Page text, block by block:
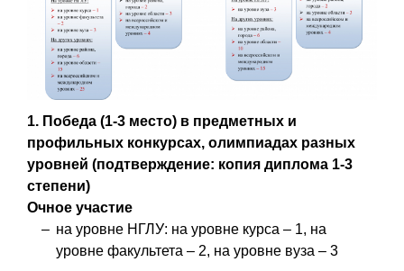
1. Победа (1-3 место) в предметных и
профильных конкурсах, олимпиадах разных
уровней (подтверждение: копия диплома 1-3
степени)
Очное участие
на уровне НГЛУ: на уровне курса – 1, на
уровне факультета – 2, на уровне вуза – 3